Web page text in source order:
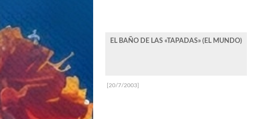
EL BAÑO DE LAS «TAPADAS» (EL MUNDO)
[20/7/2003]